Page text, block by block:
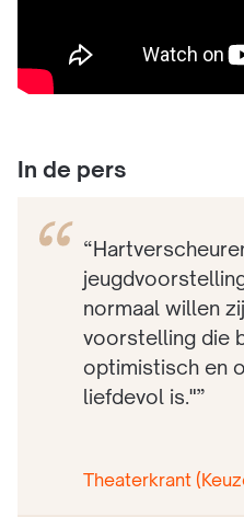
In de pers
normaal willen
voorstelling die
optimistisch en
liefdevol is."”
Theaterkrant